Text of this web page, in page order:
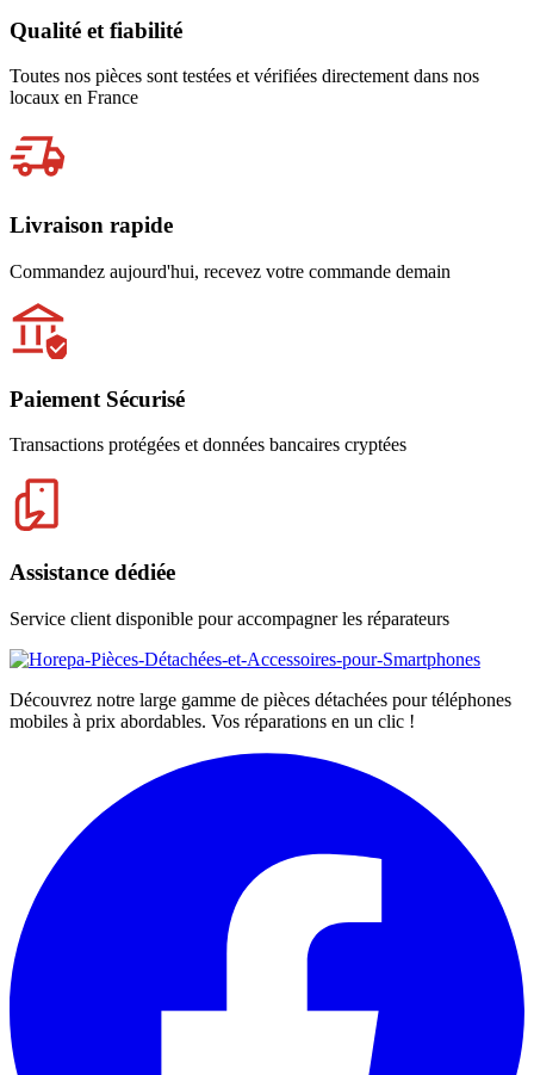
Qualité et fiabilité
Toutes nos pièces sont testées et vérifiées directement dans nos
locaux en France
Livraison rapide
Commandez aujourd'hui, recevez votre commande demain
Paiement Sécurisé
Transactions protégées et données bancaires cryptées
Assistance dédiée
Service client disponible pour accompagner les réparateurs
Découvrez notre large gamme de pièces détachées pour téléphones
mobiles à prix abordables. Vos réparations en un clic !